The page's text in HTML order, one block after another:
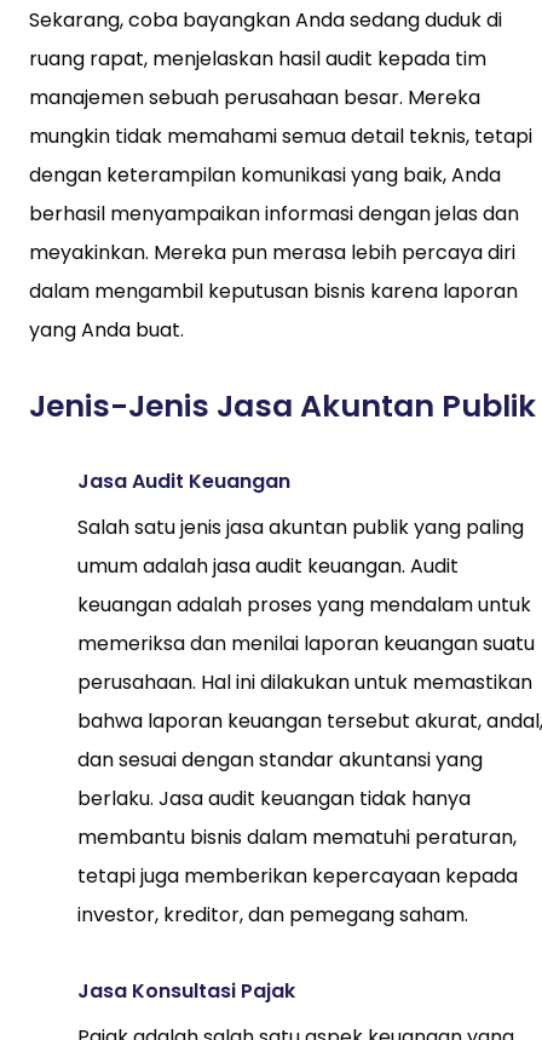
Sekarang, coba bayangkan Anda sedang duduk di
ruang rapat, menjelaskan hasil audit kepada tim
manajemen sebuah perusahaan besar. Mereka
mungkin tidak memahami semua detail teknis, tetapi
dengan keterampilan komunikasi yang baik, Anda
berhasil menyampaikan informasi dengan jelas dan
meyakinkan. Mereka pun merasa lebih percaya diri
dalam mengambil keputusan bisnis karena laporan
yang Anda buat.
Jenis-Jenis Jasa Akuntan Publik
Jasa Audit Keuangan
Salah satu jenis jasa akuntan publik yang paling
umum adalah jasa audit keuangan. Audit
keuangan adalah proses yang mendalam untuk
memeriksa dan menilai laporan keuangan suatu
perusahaan. Hal ini dilakukan untuk memastikan
bahwa laporan keuangan tersebut akurat, andal,
dan sesuai dengan standar akuntansi yang
berlaku. Jasa audit keuangan tidak hanya
membantu bisnis dalam mematuhi peraturan,
tetapi juga memberikan kepercayaan kepada
investor, kreditor, dan pemegang saham.
Jasa Konsultasi Pajak